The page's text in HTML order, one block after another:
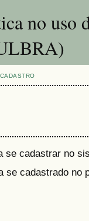
no uso
CADASTRO
se cadastrar no
se cadastrado no